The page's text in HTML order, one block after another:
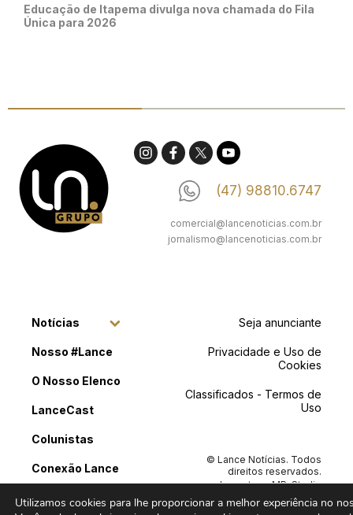
Educação de Itapema divulga nova chamada do Fila
Única para 2026
(47) 98810.6747
comercial@lancenoticias.com.br
jornalismo@lancenoticias.com.br
Notícias
Nosso #Lance
O Nosso Elenco
LanceCast
Colunistas
Conexão Lance
Classificados
Seja anunciante
Privacidade e Uso de
Cookies
Classificados - Termos de
Uso
© Lance Notícias. Todos
direitos reservados.
Layout porMP .Studio
e Desenvolvimento
porDoiséle Tecnologia
Utilizamos cookies para lhe proporcionar a melhor experiência no